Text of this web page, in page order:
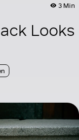
3 Min
Looks